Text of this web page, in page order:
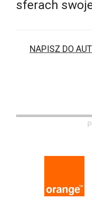
sferach
NAPISZ DO